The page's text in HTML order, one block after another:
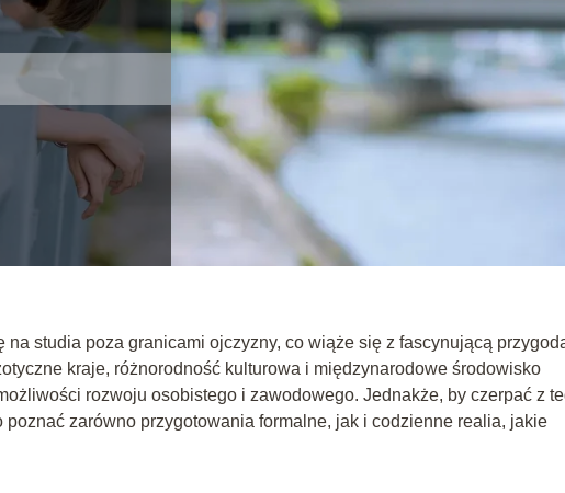
na studia poza granicami ojczyzny, co wiąże się z fascynującą
kraje, różnorodność kulturowa i międzynarodowe środowisko
rozwoju osobistego i zawodowego. Jednakże, by czerpać z
poznać zarówno przygotowania formalne, jak i codzienne realia, jakie